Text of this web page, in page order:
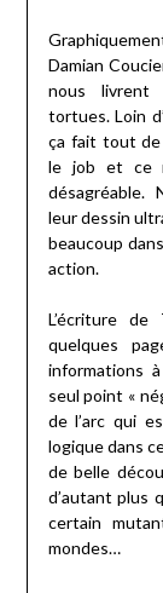
Damian
nous livrent
tortues. Loin
ça fait tout de
le job et ce
désagréable.
leur dessin
beaucoup
action.
L’écriture
quelques
informations
seul point «
de l’arc qui
logique dans
de belle
d’autant plus
certain
mondes…